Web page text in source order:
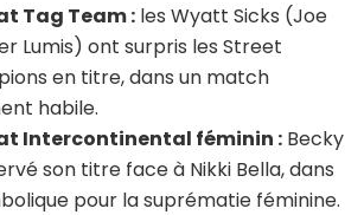
Tag Team : les Wyatt Sicks (Joe
Lumis) ont surpris les Street
en titre, dans un match
habile.
Intercontinental féminin : Becky
son titre face à Nikki Bella, dans
pour la suprématie féminine.